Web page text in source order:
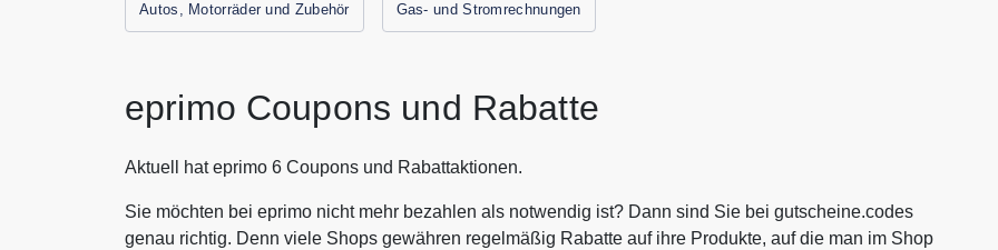
Autos, Motorräder und Zubehör Gas- und Stromrechnungen
eprimo Coupons und Rabatte
Aktuell hat eprimo 6 Coupons und Rabattaktionen.
Sie möchten bei eprimo nicht mehr bezahlen als notwendig ist? Dann sind Sie bei gutscheine.codes
genau richtig. Denn viele Shops gewähren regelmäßig Rabatte auf ihre Produkte, auf die man im Shop